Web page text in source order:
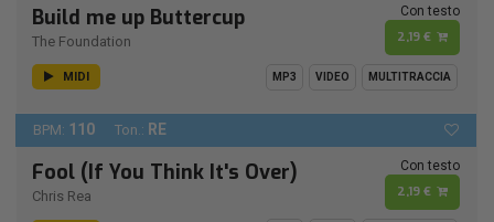
Build me up Buttercup
The Foundation
Con testo
2,19 €
MIDI MP3 VIDEO MULTITRACCIA
BPM: 110 Ton.: RE
Fool (If You Think It's Over)
Chris Rea
Con testo
2,19 €